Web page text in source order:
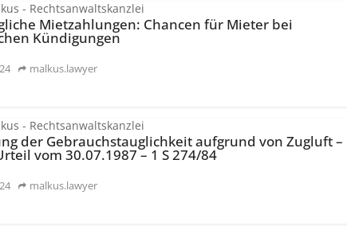
- Rechtsanwaltskanzlei
Mietzahlungen: Chancen für Mieter bei
Kündigungen
malkus.lawyer
- Rechtsanwaltskanzlei
der Gebrauchs­tauglichkeit aufgrund von Zugluft –
vom 30.07.1987 – 1 S 274/84
malkus.lawyer